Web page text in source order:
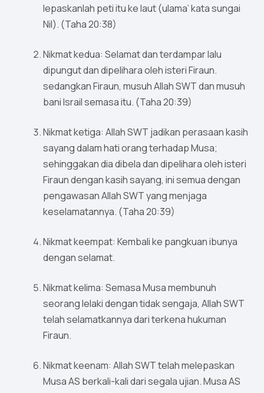
lepaskanlah peti itu ke laut (ulama’ kata sungai
Nil). (Taha 20:38)
Nikmat kedua: Selamat dan terdampar lalu
dipungut dan dipelihara oleh isteri Firaun.
sedangkan Firaun, musuh Allah SWT dan musuh
bani Israil semasa itu. (Taha 20:39)
Nikmat ketiga: Allah SWT jadikan perasaan kasih
sayang dalam hati orang terhadap Musa;
sehinggakan dia dibela dan dipelihara oleh isteri
Firaun dengan kasih sayang, ini semua dengan
pengawasan Allah SWT yang menjaga
keselamatannya. (Taha 20:39)
Nikmat keempat: Kembali ke pangkuan ibunya
dengan selamat.
Nikmat kelima: Semasa Musa membunuh
seorang lelaki dengan tidak sengaja, Allah SWT
telah selamatkannya dari terkena hukuman
Firaun.
Nikmat keenam: Allah SWT telah melepaskan
Musa AS berkali-kali dari segala ujian. Musa AS